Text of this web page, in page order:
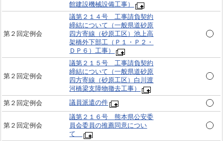
館建設機械設備工事）
第２回定例会
議第２１４号 工事請負契約
締結について（一般県道砂原
四方寄線（砂原工区）池上高
架橋外下部工（Ｐ１・Ｐ２・
ＤＰ６）工事）
第２回定例会
議第２１５号 工事請負契約
締結について（一般県道砂原
四方寄線（砂原工区）白川渡
河橋梁支障物撤去工事）
第２回定例会
議員派遣の件
第２回定例会
議第２１６号 熊本県公安委
員会委員の推薦同意につい
て